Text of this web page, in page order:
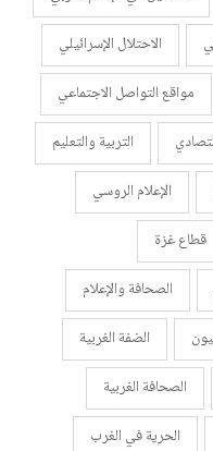
الاحتلال الإسرائيلي
مواقع التواصل الاجتماعي
التربية والتعليم
الإعلام الروسي
قطاع غزة
الصحافة والإعلام
الضفة الغربية
الصحافة الغربية
الحرية في الغرب